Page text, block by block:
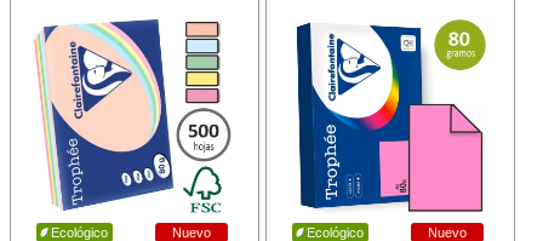
Ecológico Nuevo Ecológico Nuevo